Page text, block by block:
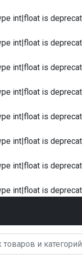
int|float is
int|float is
int|float is
int|float is
int|float is
int|float is
int|float is
int|float is